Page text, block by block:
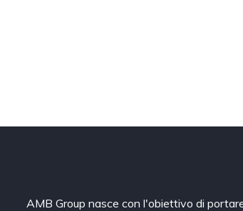
AMB Group nasce con l'obiettivo di